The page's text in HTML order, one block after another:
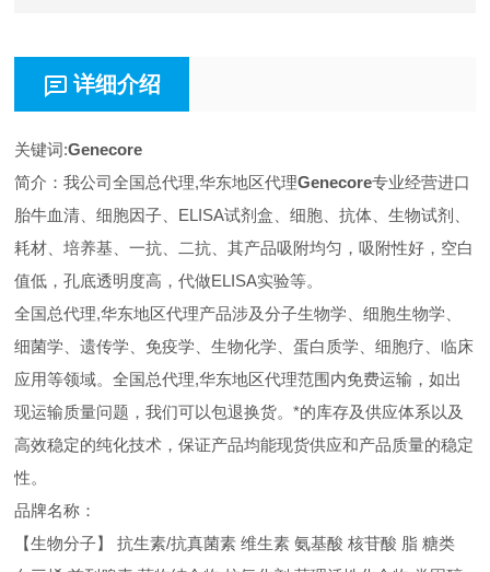
详细介绍
关键词:Genecore
简介：我公司全国总代理,华东地区代理Genecore专业经营进口
胎牛血清、细胞因子、ELISA试剂盒、细胞、抗体、生物试剂、
耗材、培养基、一抗、二抗、其产品吸附均匀，吸附性好，空白
值低，孔底透明度高，代做ELISA实验等。
全国总代理,华东地区代理产品涉及分子生物学、细胞生物学、
细菌学、遗传学、免疫学、生物化学、蛋白质学、细胞疗、临床
应用等领域。全国总代理,华东地区代理范围内免费运输，如出
现运输质量问题，我们可以包退换货。*的库存及供应体系以及
高效稳定的纯化技术，保证产品均能现货供应和产品质量的稳定
性。
品牌名称：
【生物分子】 抗生素/抗真菌素 维生素 氨基酸 核苷酸 脂 糖类